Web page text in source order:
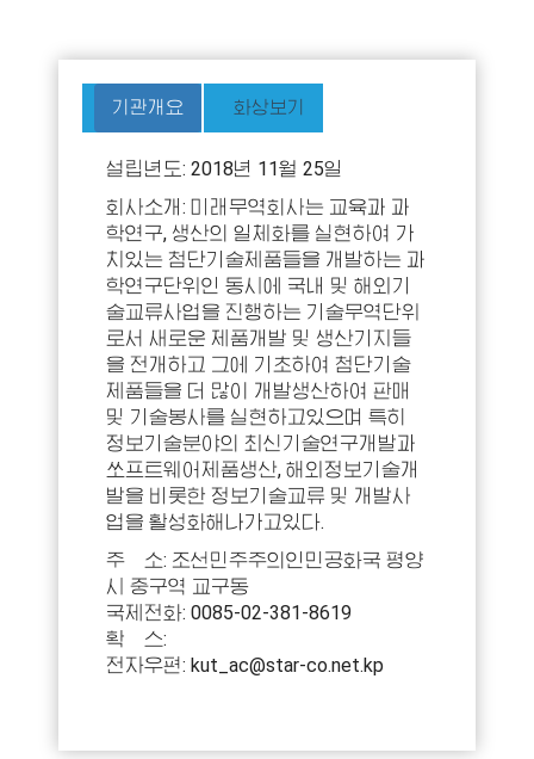
기관개요 화상보기
설립년도: 2018년 11월 25일
회사소개: 미래무역회사는 교육과 과
학연구, 생산의 일체화를 실현하여 가
치있는 첨단기술제품들을 개발하는 과
학연구단위인 동시에 국내 및 해외기
술교류사업을 진행하는 기술무역단위
로서 새로운 제품개발 및 생산기지들
을 전개하고 그에 기초하여 첨단기술
제품들을 더 많이 개발생산하여 판매
및 기술봉사를 실현하고있으며 특히
정보기술분야의 최신기술연구개발과
쏘프트웨어제품생산, 해외정보기술개
발을 비롯한 정보기술교류 및 개발사
업을 활성화해나가고있다.
주 소: 조선민주주의인민공화국 평양
시 중구역 교구동
국제전화: 0085-02-381-8619
확 스:
전자우편: kut_ac@star-co.net.kp